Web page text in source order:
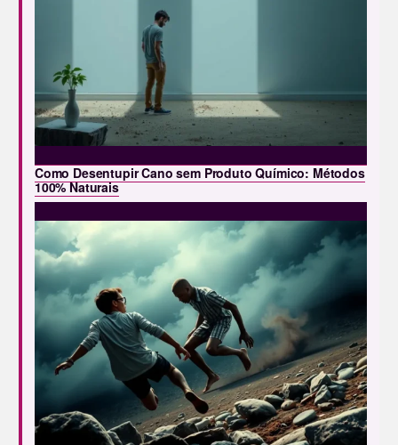
Como Desentupir Cano sem Produto Químico: Métodos
100% Naturais